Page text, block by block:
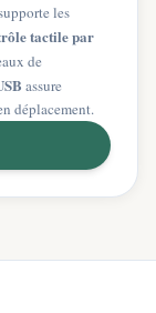
les
tactile par
de
assure
déplacement.